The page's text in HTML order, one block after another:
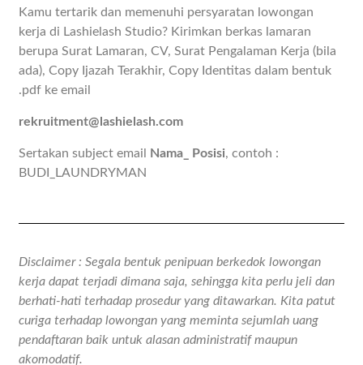
Kamu tertarik dan memenuhi persyaratan lowongan
kerja di Lashielash Studio? Kirimkan berkas lamaran
berupa Surat Lamaran, CV, Surat Pengalaman Kerja (bila
ada), Copy Ijazah Terakhir, Copy Identitas dalam bentuk
.pdf ke email
rekruitment@lashielash.com
Sertakan subject email Nama_ Posisi, contoh :
BUDI_LAUNDRYMAN
Disclaimer : Segala bentuk penipuan berkedok lowongan
kerja dapat terjadi dimana saja, sehingga kita perlu jeli dan
berhati-hati terhadap prosedur yang ditawarkan. Kita patut
curiga terhadap lowongan yang meminta sejumlah uang
pendaftaran baik untuk alasan administratif maupun
akomodatif.